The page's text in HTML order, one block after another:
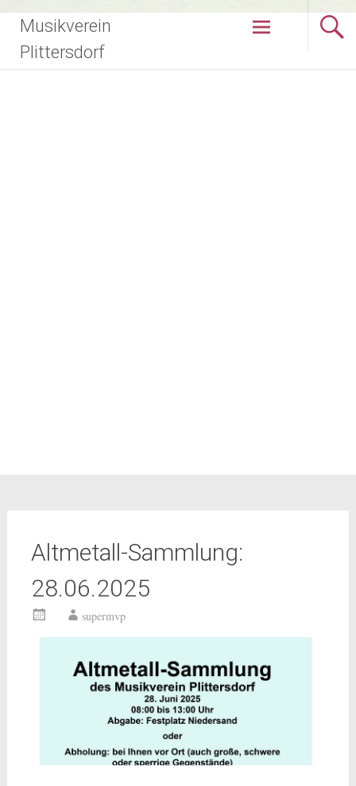
Inhalt
springen
Musikverein
Plittersdorf
Altmetall-Sammlung:
28.06.2025
supermvp